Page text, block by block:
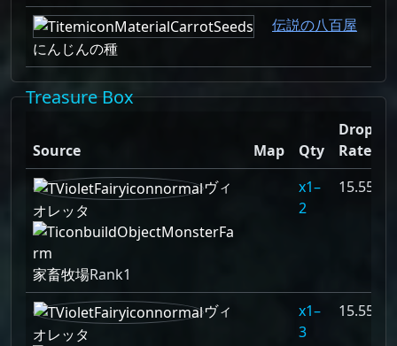
にんじんの種
伝説の八百屋
Treasure Box
Source Map Qty
Drop
Rate
ヴィ
オレッタ
家畜牧場Rank1
1–
2
15.556%
ヴィ
オレッタ
1–
3
15.556%